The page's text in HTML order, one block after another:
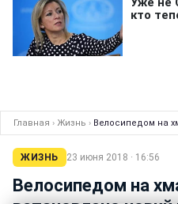
Главная › Жизнь › Велосипедом на
ЖИЗНЬ 23 июня 2018 · 16:56
Велосипедом на